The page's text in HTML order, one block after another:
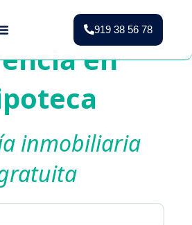
919 38 56 78
en
inmobiliaria